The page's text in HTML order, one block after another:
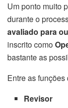
Um ponto muito
durante o
avaliado para
inscrito como
bastante as
Entre as
Revisor